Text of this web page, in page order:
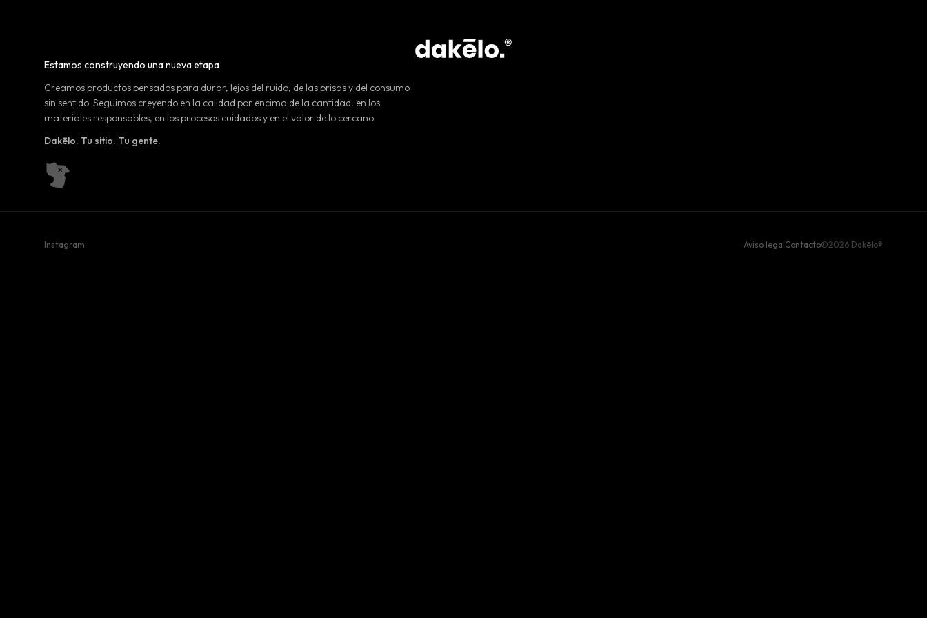
Estamos construyendo una nueva etapa
Creamos productos pensados para durar, lejos del ruido, de las prisas y del consumo
sin sentido. Seguimos creyendo en la calidad por encima de la cantidad, en los
materiales responsables, en los procesos cuidados y en el valor de lo cercano.
Dakēlo. Tu sitio. Tu gente.
Instagram Aviso legalContacto©2026 Dakēlo®